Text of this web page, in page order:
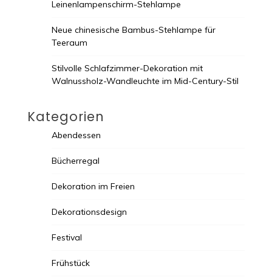
Leinenlampenschirm-Stehlampe
Neue chinesische Bambus-Stehlampe für
Teeraum
Stilvolle Schlafzimmer-Dekoration mit
Walnussholz-Wandleuchte im Mid-Century-Stil
Kategorien
Abendessen
Bücherregal
Dekoration im Freien
Dekorationsdesign
Festival
Frühstück